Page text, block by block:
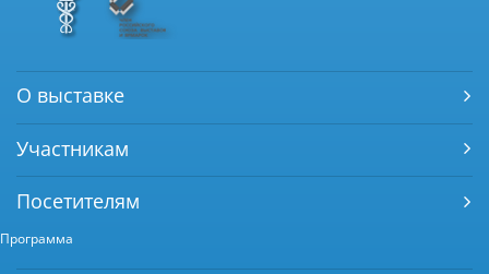
О выставке
Участникам
Посетителям
Программа